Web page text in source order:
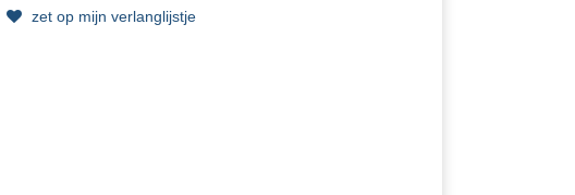
zet op mijn verlanglijstje